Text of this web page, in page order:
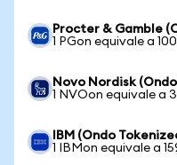
Procter & Gamble
1 PGon equivale a
Novo Nordisk
1 NVOon equivale a
IBM (Ondo
1 IBMon equivale a